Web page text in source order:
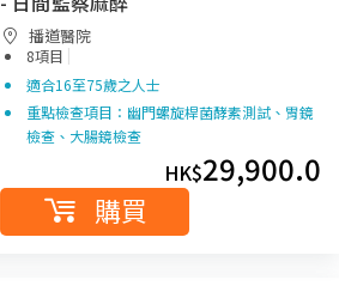
播道醫院
8項目 |
適合16至75歲之人士
重點檢查項目：幽門螺旋桿菌酵素測試、胃鏡
檢查、大腸鏡檢查
HK$29,900.0
購買